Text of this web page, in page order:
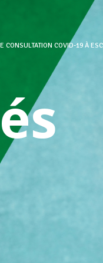
CONSULTATION COVID-19 À